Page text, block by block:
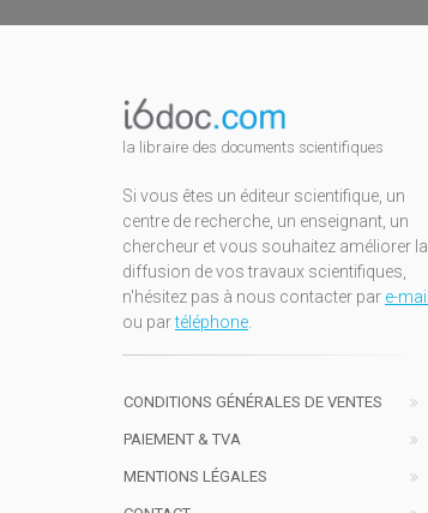
la libraire des documents scientifiques
Si vous êtes un éditeur scientifique, un
centre de recherche, un enseignant, un
chercheur et vous souhaitez améliorer la
diffusion de vos travaux scientifiques,
n'hésitez pas à nous contacter par e-mail
ou partéléphone
CONDITIONS GÉNÉRALES DE VENTES
PAIEMENT & TVA
MENTIONS LÉGALES